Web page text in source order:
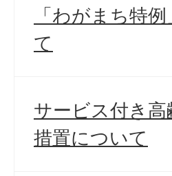
「わがまち特
て
サービス付き
措置について